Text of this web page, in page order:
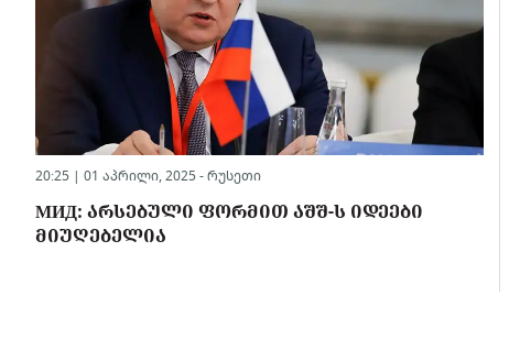
20:25 | 01 აპრილი, 2025 - რუსეთი
МИД: ᲐᲠᲡᲔᲑᲣᲚᲘ ᲤᲝᲠᲛᲘᲗ ᲐᲨᲨ-Ს ᲘᲓᲔᲔᲑᲘ
ᲛᲘᲣᲦᲔᲑᲔᲚᲘᲐ